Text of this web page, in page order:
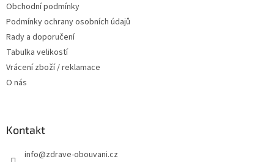
Obchodní podmínky
Podmínky ochrany osobních údajů
Rady a doporučení
Tabulka velikostí
Vrácení zboží / reklamace
O nás
Kontakt
info@zdrave-obouvani.cz